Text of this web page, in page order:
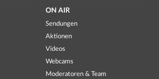
ON AIR
Sendungen
Aktionen
Videos
Webcams
Moderatoren & Team